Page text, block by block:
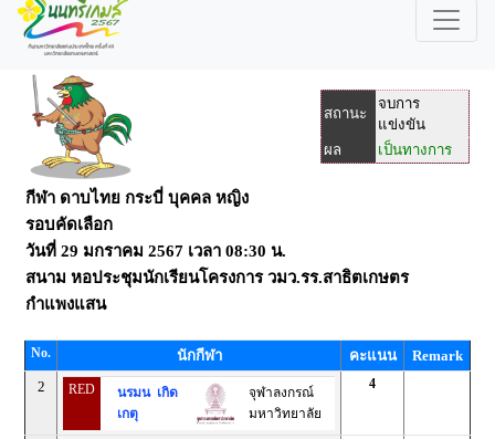
สถานะ
จบการ
แข่งขัน
ผล
เป็นทางการ
กีฬา ดาบไทย กระบี่ บุคคล หญิง
รอบคัดเลือก
วันที่ 29 มกราคม 2567 เวลา 08:30 น.
สนาม หอประชุมนักเรียนโครงการ วมว.รร.สาธิตเกษตร
กำแพงแสน
No. นักกีฬา คะแนน
Remark
2
RED
นรมน เกิด
เกตุ
จุฬาลงกรณ์
มหาวิทยาลัย
4